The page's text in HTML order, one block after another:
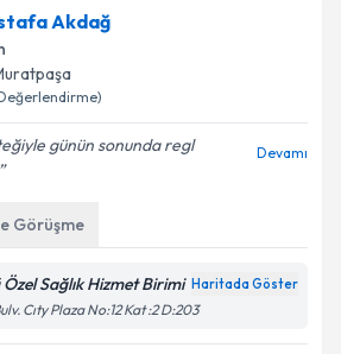
Akdağ
günün sonunda regl
Devamı
Görüşme
Sağlık Hizmet Birimi Haritada Göster
Cıty Plaza No:12 Kat :2 D:203